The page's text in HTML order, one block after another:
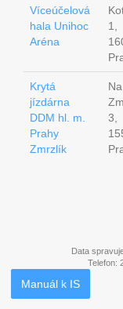
Víceúčelová
hala Unihoc
Aréna
1,
Krytá
jízdárna
DDM hl. m.
Prahy
Zmrzlík
Na
3,
Data
Telefon:
Manuál k IS